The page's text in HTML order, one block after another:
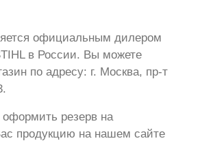
официальным дилером
в России. Вы можете
по адресу: г. Москва, пр-т
резерв на
продукцию на нашем сайте